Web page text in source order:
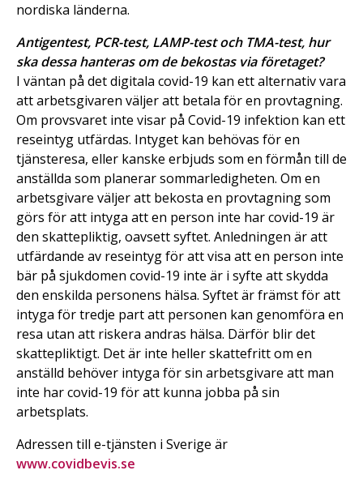
nordiska länderna.
Antigentest, PCR-test, LAMP-test och TMA-test, hur
ska dessa hanteras om de bekostas via företaget?
I väntan på det digitala covid-19 kan ett alternativ vara
att arbetsgivaren väljer att betala för en provtagning.
Om provsvaret inte visar på Covid-19 infektion kan ett
reseintyg utfärdas. Intyget kan behövas för en
tjänsteresa, eller kanske erbjuds som en förmån till de
anställda som planerar sommarledigheten. Om en
arbetsgivare väljer att bekosta en provtagning som
görs för att intyga att en person inte har covid-19 är
den skattepliktig, oavsett syftet. Anledningen är att
utfärdande av reseintyg för att visa att en person inte
bär på sjukdomen covid-19 inte är i syfte att skydda
den enskilda personens hälsa. Syftet är främst för att
intyga för tredje part att personen kan genomföra en
resa utan att riskera andras hälsa. Därför blir det
skattepliktigt. Det är inte heller skattefritt om en
anställd behöver intyga för sin arbetsgivare att man
inte har covid-19 för att kunna jobba på sin
arbetsplats.
Adressen till e-tjänsten i Sverige är
www.covidbevis.se